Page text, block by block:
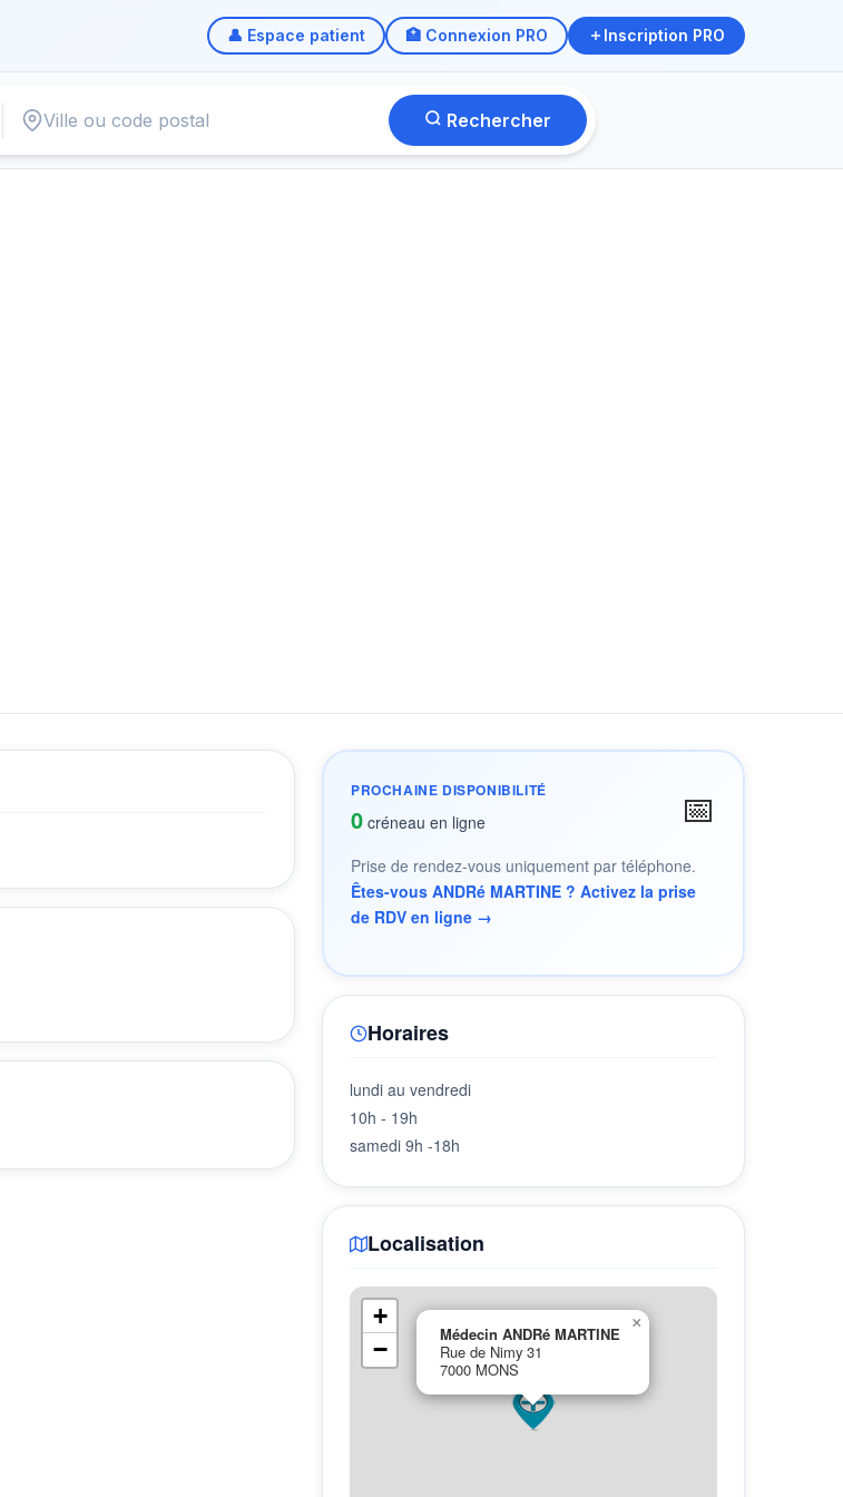
👤 Espace patient 🏥 Connexion PRO Inscription PRO
Rechercher
PROCHAINE DISPONIBILITÉ
0 créneau en ligne 📅
Prise de rendez-vous uniquement par téléphone.
Êtes-vous ANDRé MARTINE ? Activez la prise
de RDV en ligne →
Horaires
lundi au vendredi
10h - 19h
samedi 9h -18h
Localisation
Médecin ANDRé MARTINE
Rue de Nimy 31
7000 MONS
×
+
−